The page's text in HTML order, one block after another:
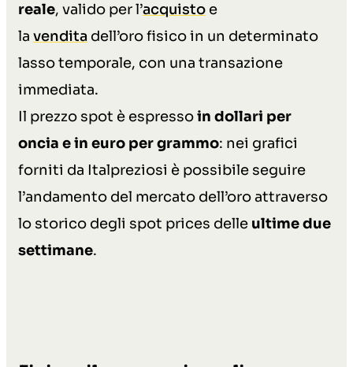
reale, valido per l’acquisto e
la vendita dell’oro fisico in un determinato
lasso temporale, con una transazione
immediata.
Il prezzo spot è espressoin dollari per
oncia e in euro per grammo: nei grafici
forniti da Italpreziosi è possibile seguire
l’andamento del mercato dell’oro attraverso
lo storico degli spot prices delle ultime due
settimane.